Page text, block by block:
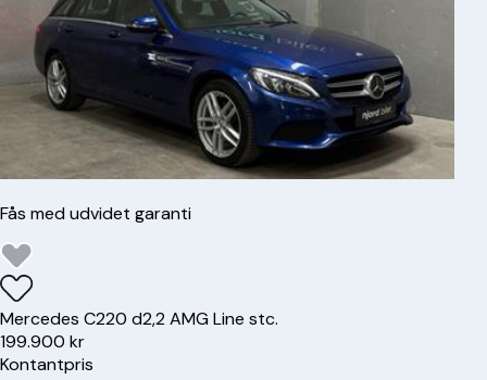
Fås med udvidet garanti
Mercedes C220 d2,2 AMG Line stc.
199.900 kr
Kontantpris